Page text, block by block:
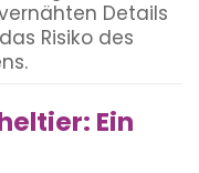
Details
Risiko des
Ein